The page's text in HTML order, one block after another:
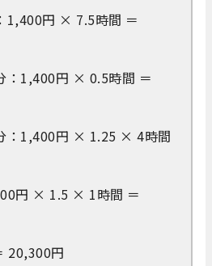
1,400円 × 7.5時間 ＝
：1,400円 × 0.5時間 ＝
：1,400円 × 1.25 × 4時間
円 × 1.5 × 1時間 ＝
円